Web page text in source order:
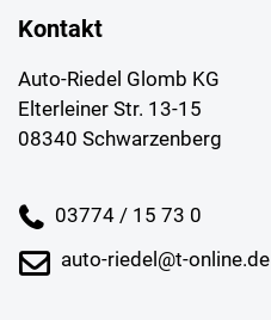
Kontakt
Auto-Riedel Glomb KG
Elterleiner Str. 13-15
08340 Schwarzenberg
03774 / 15 73 0
auto-riedel@t-online.de